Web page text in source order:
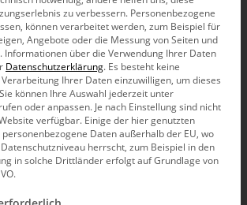
zu verbessern. Personenbezogene
können verarbeitet werden, zum Beispiel für
Angebote oder die Messung von Seiten und
Informationen über die Verwendung Ihrer Daten
Datenschutzerklärung. Es besteht keine
Ihrer Daten einzuwilligen, um dieses
Sie können Ihre Auswahl jederzeit unter
oder anpassen. Je nach Einstellung sind nicht
verfügbar. Einige der hier genutzten
Daten außerhalb der EU, wo
herrscht, zum Beispiel in den
in solche Drittländer erfolgt auf Grundlage von
der Service-Gruppen, für die eine